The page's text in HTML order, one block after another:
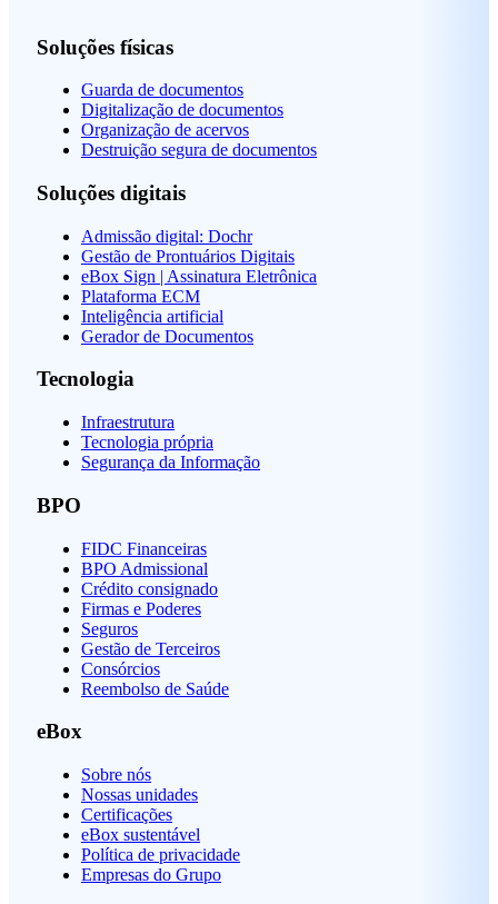
Soluções físicas
Guarda de documentos
Digitalização de documentos
Organização de acervos
Destruição segura de documentos
Soluções digitais
Admissão digital: Dochr
Gestão de Prontuários Digitais
eBox Sign | Assinatura Eletrônica
Plataforma ECM
Inteligência artificial
Gerador de Documentos
Tecnologia
Infraestrutura
Tecnologia própria
Segurança da Informação
BPO
FIDC Financeiras
BPO Admissional
Crédito consignado
Firmas e Poderes
Seguros
Gestão de Terceiros
Consórcios
Reembolso de Saúde
eBox
Sobre nós
Nossas unidades
Certificações
eBox sustentável
Política de privacidade
Empresas do Grupo